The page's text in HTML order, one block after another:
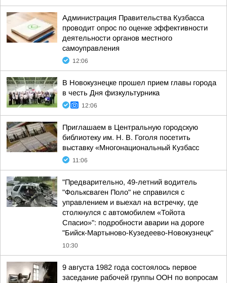
Администрация Правительства Кузбасса
проводит опрос по оценке эффективности
деятельности органов местного
самоуправления
12:06
В Новокузнецке прошел прием главы города
в честь Дня физкультурника
12:06
Приглашаем в Центральную городскую
библиотеку им. Н. В. Гоголя посетить
выставку «Многонациональный Кузбасс
11:06
"Предварительно, 49-летний водитель
"Фольксваген Поло" не справился с
управлением и выехал на встречку, где
столкнулся с автомобилем «Тойота
Спасио»": подробности аварии на дороге
"Бийск-Мартыново-Кузедеево-Новокузнецк"
10:30
9 августа 1982 года состоялось первое
заседание рабочей группы ООН по вопросам